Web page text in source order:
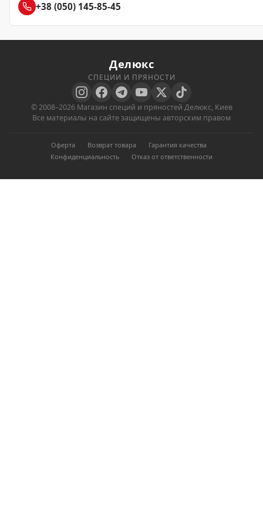
+38 (050) 145-85-45
Делюкс
СПЕЦИИ И ПРЯНОСТИ
© 2008–2026 Магазин специй и пряностей Делюкс, Киев
Все материалы на сайте защищены авторским правом
Оферта Возврат товара Гарантия качества
Конфиденциальность
Отказ от ответственности